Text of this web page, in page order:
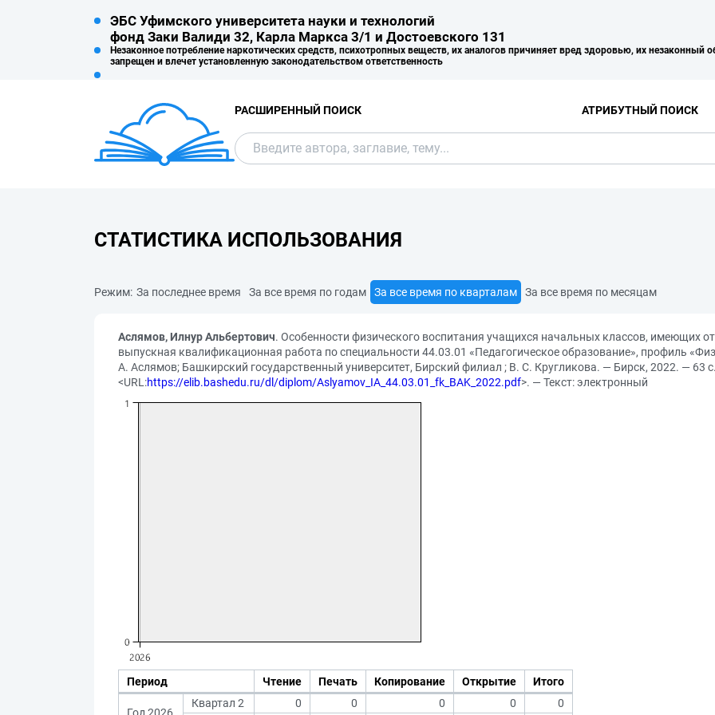
ЭБС Уфимского университета науки и технологий
фонд Заки Валиди 32, Карла Маркса 3/1 и Достоевского 131
Незаконное потребление наркотических средств, психотропных веществ, их аналогов причиняет вред здоровью, их незаконный
запрещен и влечет установленную законодательством ответственность
РАСШИРЕННЫЙ ПОИСК АТРИБУТНЫЙ ПОИСК
СТАТИСТИКА ИСПОЛЬЗОВАНИЯ
Режим: За последнее время За все время по годам За все время по кварталам За все время по месяцам
Аслямов, Илнур Альбертович. Особенности физического воспитания учащихся начальных классов, имеющих
выпускная квалификационная работа по специальности 44.03.01 «Педагогическое образование», профиль
А. Аслямов; Башкирский государственный университет, Бирский филиал ; В. С. Кругликова. — Бирск, 2022. — 63
<URL:https://elib.bashedu.ru/dl/diplom/Aslyamov_IA_44.03.01_fk_BAK_2022.pdf>. — Текст: электронный
Период Чтение Печать Копирование Открытие Итого
Квартал 2 0 0 0 0 0